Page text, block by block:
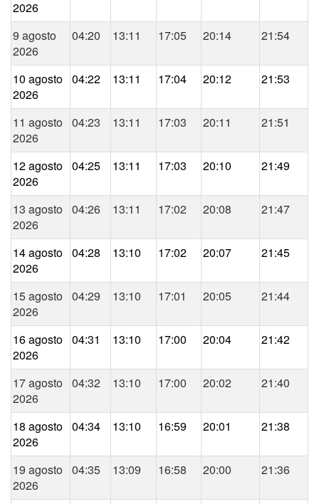
2026
9 agosto
2026
04:20 13:11 17:05 20:14 21:54
10 agosto
2026
04:22 13:11 17:04 20:12 21:53
11 agosto
2026
04:23 13:11 17:03 20:11 21:51
12 agosto
2026
04:25 13:11 17:03 20:10 21:49
13 agosto
2026
04:26 13:11 17:02 20:08 21:47
14 agosto
2026
04:28 13:10 17:02 20:07 21:45
15 agosto
2026
04:29 13:10 17:01 20:05 21:44
16 agosto
2026
04:31 13:10 17:00 20:04 21:42
17 agosto
2026
04:32 13:10 17:00 20:02 21:40
18 agosto
2026
04:34 13:10 16:59 20:01 21:38
19 agosto
2026
04:35 13:09 16:58 20:00 21:36